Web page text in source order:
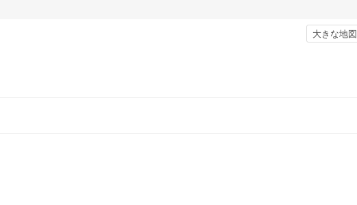
大きな地図